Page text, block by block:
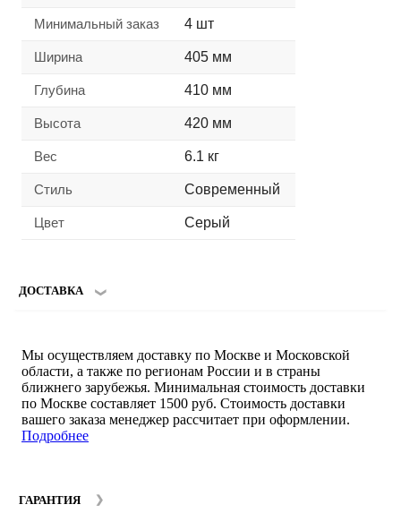
Минимальный заказ 4 шт
Ширина 405 мм
Глубина 410 мм
Высота 420 мм
Вес 6.1 кг
Стиль Современный
Цвет Серый
ДОСТАВКА
Мы осуществляем доставку по Москве и Московской
области, а также по регионам России и в страны
ближнего зарубежья. Минимальная стоимость доставки
по Москве составляет 1500 руб. Стоимость доставки
вашего заказа менеджер рассчитает при оформлении.
Подробнее
ГАРАНТИЯ